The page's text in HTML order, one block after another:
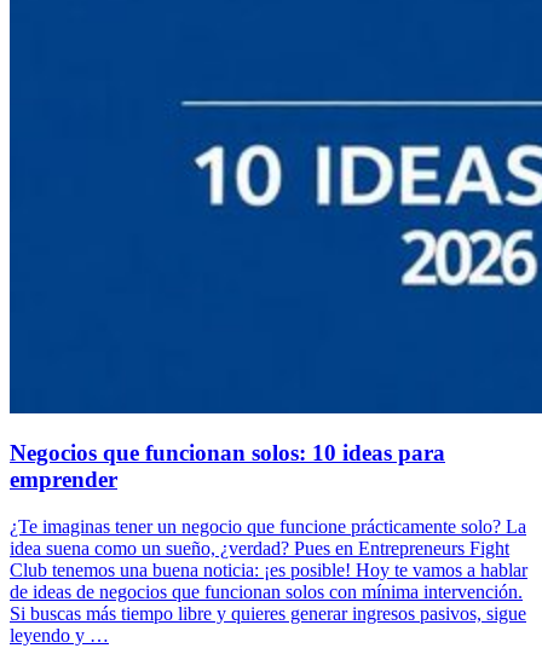
Negocios que funcionan solos: 10 ideas para
emprender
¿Te imaginas tener un negocio que funcione prácticamente solo? La
idea suena como un sueño, ¿verdad? Pues en Entrepreneurs Fight
Club tenemos una buena noticia: ¡es posible! Hoy te vamos a hablar
de ideas de negocios que funcionan solos con mínima intervención.
Si buscas más tiempo libre y quieres generar ingresos pasivos, sigue
leyendo y …